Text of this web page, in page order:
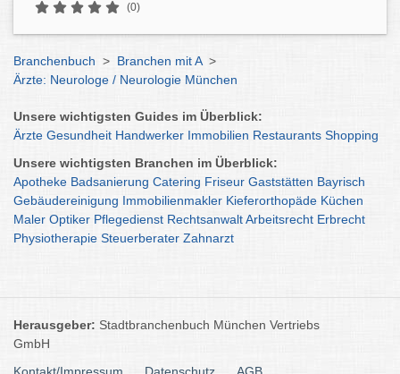
(0)
Branchenbuch > Branchen mit A >
Ärzte: Neurologe / Neurologie München
Unsere wichtigsten Guides im Überblick:
Ärzte Gesundheit Handwerker Immobilien Restaurants Shopping
Unsere wichtigsten Branchen im Überblick:
Apotheke Badsanierung Catering Friseur Gaststätten Bayrisch
Gebäudereinigung Immobilienmakler Kieferorthopäde Küchen
Maler Optiker Pflegedienst RechtsanwaltArbeitsrecht Erbrecht
Physiotherapie Steuerberater Zahnarzt
Herausgeber: Stadtbranchenbuch München Vertriebs
GmbH